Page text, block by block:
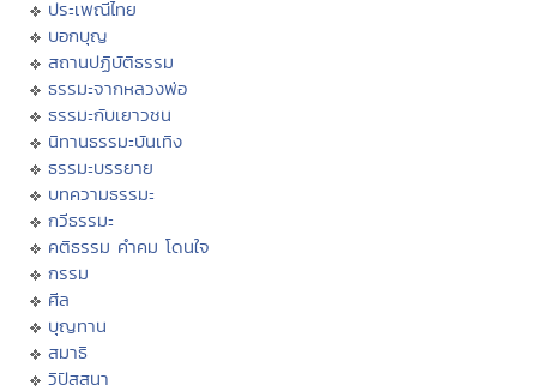
ประเพณีไทย
บอกบุญ
สถานปฏิบัติธรรม
ธรรมะจากหลวงพ่อ
ธรรมะกับเยาวชน
นิทานธรรมะบันเทิง
ธรรมะบรรยาย
บทความธรรมะ
กวีธรรมะ
คติธรรม คำคม โดนใจ
กรรม
ศีล
บุญทาน
สมาธิ
วิปัสสนา